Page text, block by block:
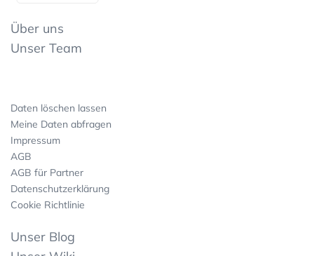
Über uns
Unser Team
Daten löschen lassen
Meine Daten abfragen
Impressum
AGB
AGB für Partner
Datenschutzerklärung
Cookie Richtlinie
Unser Blog